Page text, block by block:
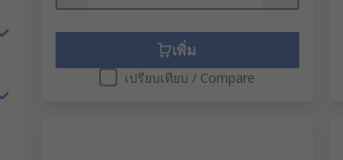
เพิ่ม
เปรียบเทียบ / Compare